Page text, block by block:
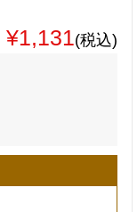
¥1,131 (税込)